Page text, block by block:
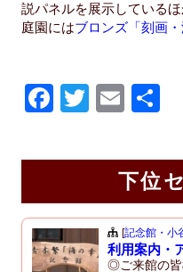
説パネルを展示しているほ
庭園にはブロンズ「刻画・
F
c
b
o
T
tt
E
ail
下位
[記念館・小
利用案内・
◎ご来館の皆